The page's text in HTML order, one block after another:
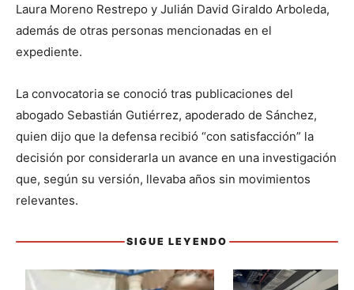
Laura Moreno Restrepo y Julián David Giraldo Arboleda,
además de otras personas mencionadas en el
expediente.
La convocatoria se conoció tras publicaciones del
abogado Sebastián Gutiérrez, apoderado de Sánchez,
quien dijo que la defensa recibió “con satisfacción” la
decisión por considerarla un avance en una investigación
que, según su versión, llevaba años sin movimientos
relevantes.
SIGUE LEYENDO
Sigue leyendo